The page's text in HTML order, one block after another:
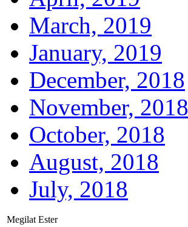
March, 2019
January, 2019
December, 2018
November, 2018
October, 2018
August, 2018
July, 2018
Megilat Ester